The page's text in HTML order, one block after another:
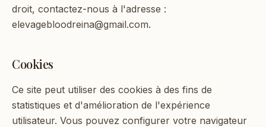
droit, contactez-nous à l'adresse :
elevagebloodreina@gmail.com.
Cookies
Ce site peut utiliser des cookies à des fins de
statistiques et d'amélioration de l'expérience
utilisateur. Vous pouvez configurer votre navigateur